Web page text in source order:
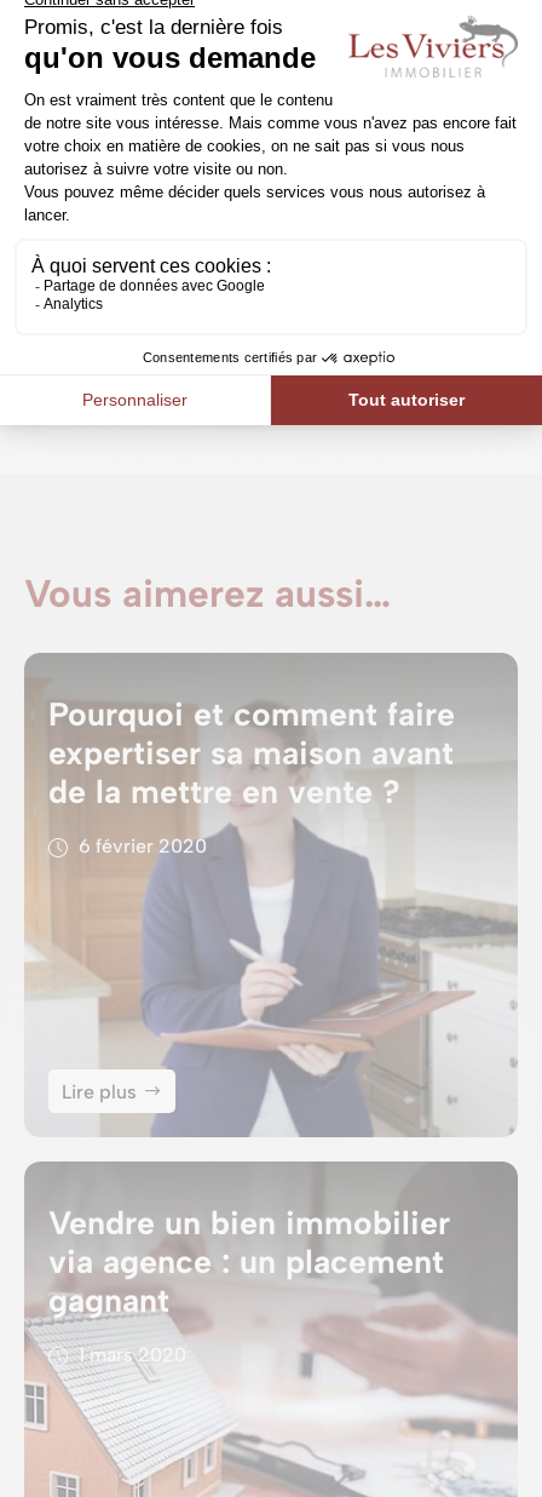
marché
Une agence immobilière vend plusieurs centaines
de biens par an et connaît donc parfaitement le
marché. Vous pouvez lui faire confiance pour fixer
un prix de vente correct.C’est autant dans son
intérêt que dans le vôtre de vendre au meilleur
Vous aimerez aussi…
Pourquoi et comment faire
expertiser sa maison avant
de la mettre en vente ?
6 février 2020
Lire plus
Vendre un bien immobilier
via agence : un placement
gagnant
1 mars 2020